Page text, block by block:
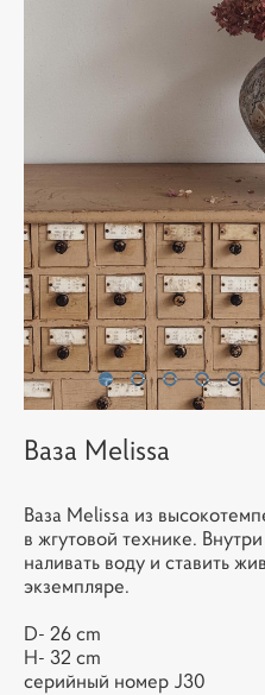
Ваза Melissa
Ваза Melissa из
в жгутовой технике.
наливать воду и ставить
экземпляре.
D- 26 cm
H- 32 cm
серийный номер J30